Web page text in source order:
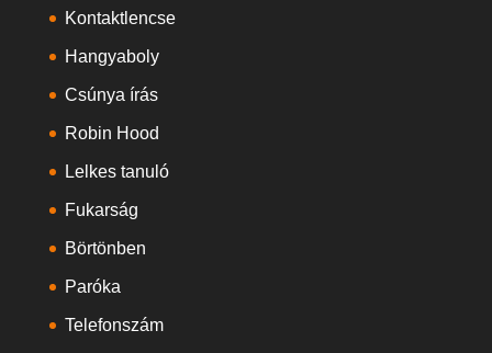
Kontaktlencse
Hangyaboly
Csúnya írás
Robin Hood
Lelkes tanuló
Fukarság
Börtönben
Paróka
Telefonszám